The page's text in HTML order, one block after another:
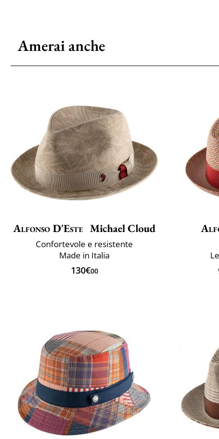
Amerai anche
Alfonso D'Este Michael Cloud
Confortevole e resistente
Made in Italia
130€00